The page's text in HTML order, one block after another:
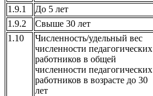
1.9.1
До 5 лет
1.9.2
Свыше 30 лет
1.10
Численность/удельный вес
численности педагогических
работников в общей
численности педагогических
работников в возрасте до 30
лет